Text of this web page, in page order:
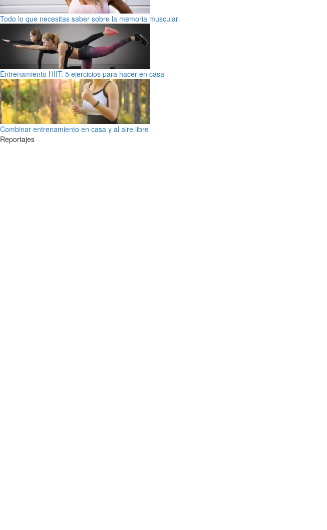
Todo lo que necesitas saber sobre la memoria muscular
Entrenamiento HIIT: 5 ejercicios para hacer en casa
Combinar entrenamiento en casa y al aire libre
Reportajes